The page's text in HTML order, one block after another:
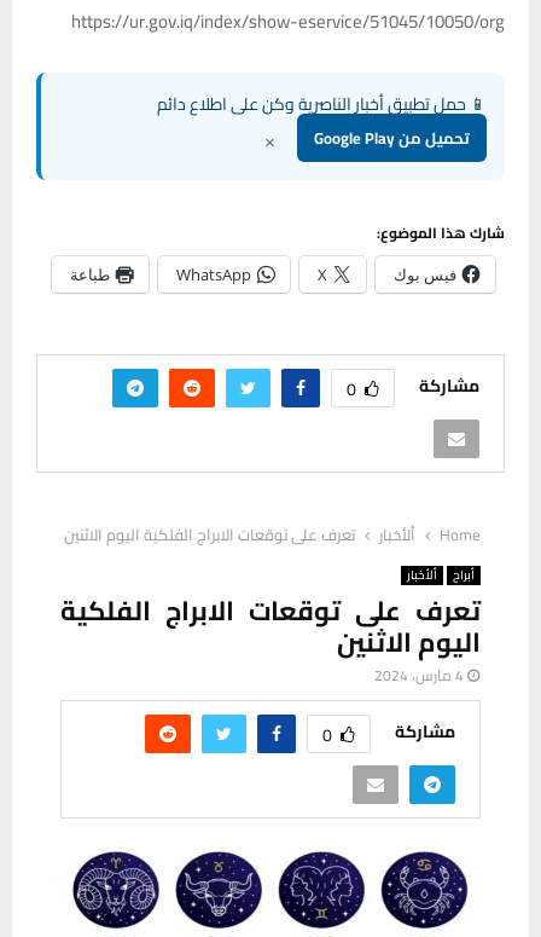
https://ur.gov.iq/index/show-eservice/51045/10050/org
📱 حمل تطبيق أخبار الناصرية وكن على اطلاع دائم
تحميل من Google Play ×
شارك هذا الموضوع:
فيس بوك X
WhatsApp طباعة
مشاركة 0
Home ألأخبار تعرف على توقعات الابراج الفلكية اليوم الاثنين
أبراج ألأخبار
تعرف على توقعات الابراج الفلكية
اليوم الاثنين
4 مارس، 2024
مشاركة 0